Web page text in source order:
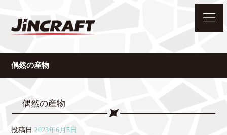
偶然の産物
偶然の産物
投稿日 2023年6月5日